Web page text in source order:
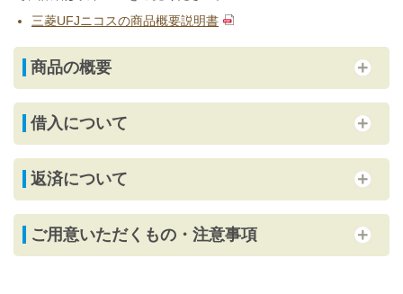
三菱UFJニコスの商品概要説明書
商品の概要
借入について
返済について
ご用意いただくもの・注意事項